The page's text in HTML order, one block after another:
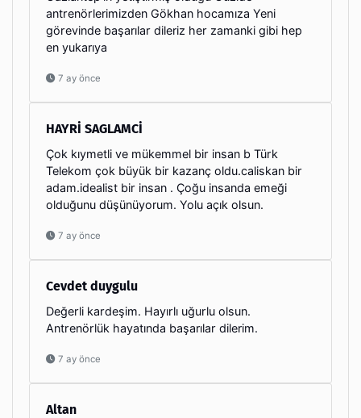
antrenörlerimizden Gökhan hocamıza Yeni
görevinde başarılar dileriz her zamanki gibi hep
en yukarıya
7 ay önce
HAYRİ SAGLAMCİ
Çok kıymetli ve mükemmel bir insan b Türk
Telekom çok büyük bir kazanç oldu.caliskan bir
adam.idealist bir insan . Çoğu insanda emeği
olduğunu düşünüyorum. Yolu açık olsun.
7 ay önce
Cevdet duygulu
Değerli kardeşim. Hayırlı uğurlu olsun.
Antrenörlük hayatında başarılar dilerim.
7 ay önce
Altan